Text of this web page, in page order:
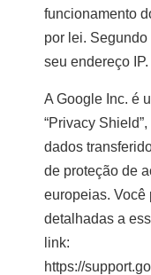
funcionamento
por lei.
seu endereço IP.
A Google Inc. é
“Privacy
dados
de proteção de
europeias. Você
detalhadas a
link:
https://